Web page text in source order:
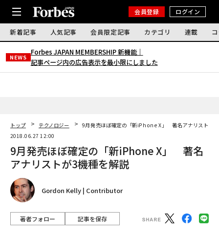
会員登録 ログイン
新着記事 人気記事 会員限定記事 カテゴリ 連載
NEWS
Forbes JAPAN MEMBERSHIP 新機能｜
記事ページ内の広告表示を最小限にしました
トップ テクノロジー
9月発売ほぼ確定の「新iPhone X」 著名アナリストが3
2018.06.27 12:00
9月発売ほぼ確定の「新iPhone X」 著名
アナリストが3機種を解説
Gordon Kelly | Contributor
著者フォロー 記事を保存